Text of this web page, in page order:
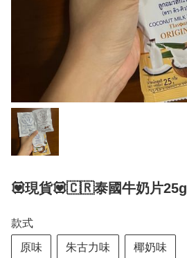
💟現貨💟🇨🇷泰國牛奶片25g
款式
原味 朱古力味 椰奶味